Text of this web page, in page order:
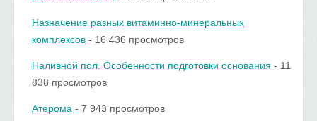
Назначение разных витаминно-минеральных
комплексов - 16 436 просмотров
Наливной пол. Особенности подготовки основания - 11
838 просмотров
Атерома - 7 943 просмотров